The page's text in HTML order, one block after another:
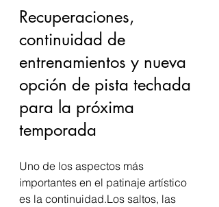
Recuperaciones,
continuidad de
entrenamientos y nueva
opción de pista techada
para la próxima
temporada
Uno de los aspectos más
importantes en el patinaje artístico
es la continuidad.Los saltos, las